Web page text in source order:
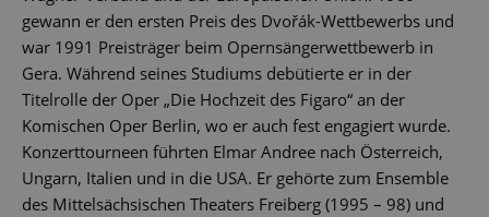
gewann er den ersten Preis des Dvořák-Wettbewerbs und
war 1991 Preisträger beim Opernsängerwettbewerb in
Gera. Während seines Studiums debütierte er in der
Titelrolle der Oper „Die Hochzeit des Figaro“ an der
Komischen Oper Berlin, wo er auch fest engagiert wurde.
Konzerttourneen führten Elmar Andree nach Österreich,
Ungarn, Italien und in die USA. Er gehörte zum Ensemble
des Mittelsächsischen Theaters Freiberg (1995 – 98) und